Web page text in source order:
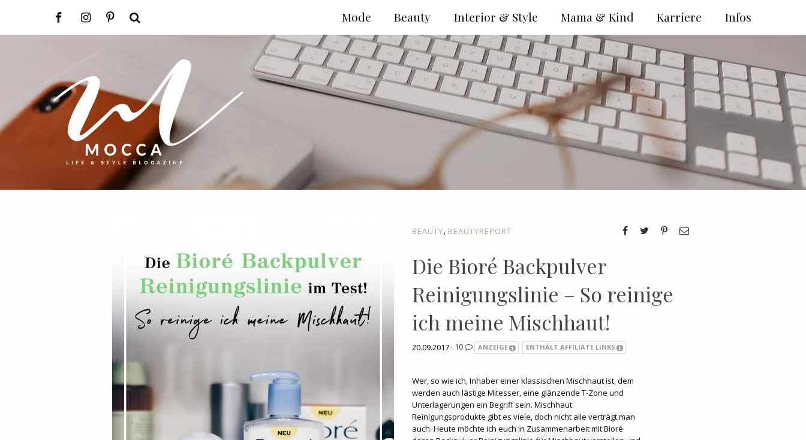
BEAUTY, BEAUTYREPORT
Die Bioré Backpulver
Reinigungslinie – So reinige
ich meine Mischhaut!
20.09.2017 · 10 ANZEIGE ENTHÄLT AFFILIATE LINKS
Wer, so wie ich, Inhaber einer klassischen Mischhaut ist, dem
werden auch lästige Mitesser, eine glänzende T-Zone und
Unterlagerungen ein Begriff sein. Mischhaut
Reinigungsprodukte gibt es viele, doch nicht alle verträgt man
auch. Heute möchte ich euch in Zusammenarbeit mit Bioré
Infos
Karriere
Mama & Kind
Interior & Style
Beauty
Mode